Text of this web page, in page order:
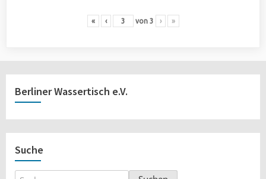
« ‹ von 3 › »
Berliner Wassertisch e.V.
Suche
Suchen